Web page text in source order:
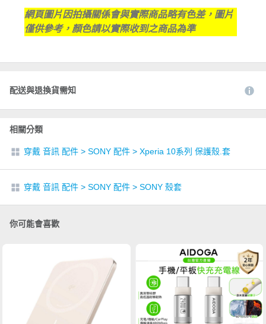
網頁圖片因拍攝關係會與實際商品略有色差，圖片
僅供參考，顏色請以實際收到之商品為準
配送與退換貨需知
相關分類
穿戴 音訊 配件 > SONY 配件 > Xperia 10系列 保護殼.套
穿戴 音訊 配件 > SONY 配件 > SONY 殼套
你可能會喜歡